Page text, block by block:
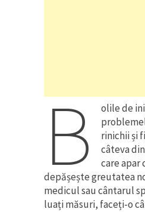
B
olile de
rinichii și
câteva
care apar
depășește greutatea
medicul sau cântarul
luați măsuri, faceți-o